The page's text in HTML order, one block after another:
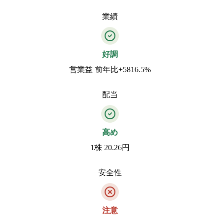
業績
好調
営業益 前年比+5816.5%
配当
高め
1株 20.26円
安全性
注意